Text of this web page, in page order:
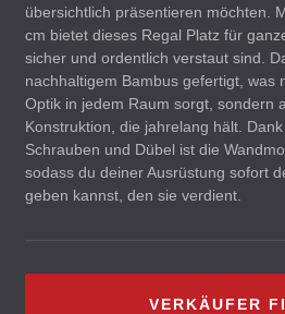
übersichtlich präsentieren möchten.
cm bietet dieses Regal Platz für
sicher und ordentlich verstaut sind.
nachhaltigem Bambus gefertigt, was
Optik in jedem Raum sorgt, sondern
Konstruktion, die jahrelang hält.
Schrauben und Dübel ist die
sodass du deiner Ausrüstung sofort
geben kannst, den sie verdient.
VERKÄUFER